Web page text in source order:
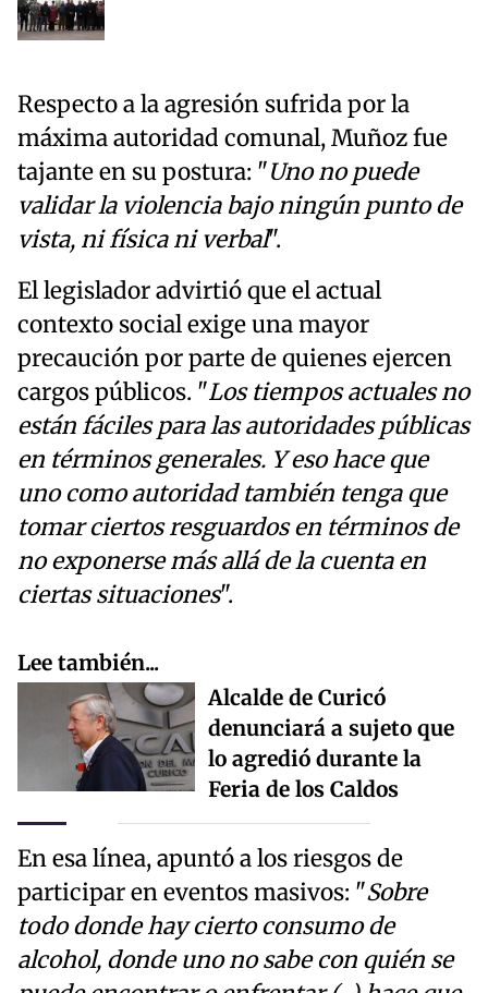
Respecto a la agresión sufrida por la
máxima autoridad comunal, Muñoz fue
tajante en su postura: "Uno no puede
validar la violencia bajo ningún punto de
vista, ni física ni verbal".
El legislador advirtió que el actual
contexto social exige una mayor
precaución por parte de quienes ejercen
cargos públicos. "Los tiempos actuales no
están fáciles para las autoridades públicas
en términos generales. Y eso hace que
uno como autoridad también tenga que
tomar ciertos resguardos en términos de
no exponerse más allá de la cuenta en
ciertas situaciones".
Lee también...
Alcalde de Curicó
denunciará a sujeto que
lo agredió durante la
Feria de los Caldos
En esa línea, apuntó a los riesgos de
participar en eventos masivos: "Sobre
todo donde hay cierto consumo de
alcohol, donde uno no sabe con quién se